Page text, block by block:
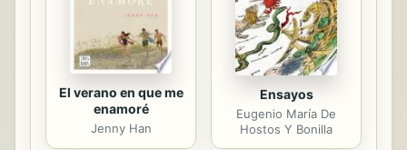
tierra". Una intrigante historia,
trabajada con distintas ...
El verano en que me
enamoré
Jenny Han
Ensayos
Eugenio María De
Hostos Y Bonilla